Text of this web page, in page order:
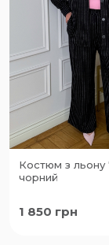
Костюм з льону
чорний
1 850 грн